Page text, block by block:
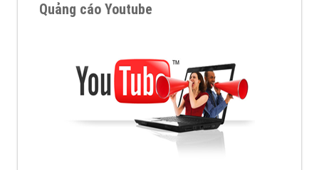
Quảng cáo Youtube